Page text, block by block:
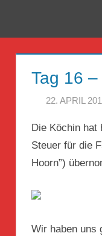
Guckloch
Geheimrat
auf
Tag 16
22. APRIL
Die Köchin
Steuer für die
Hoorn”)
Wir haben uns